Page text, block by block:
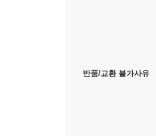
반품/교환 불가사유